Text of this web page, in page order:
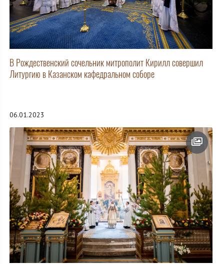
В Рождественский сочельник митрополит Кирилл совершил
Литургию в Казанском кафедральном соборе
06.01.2023